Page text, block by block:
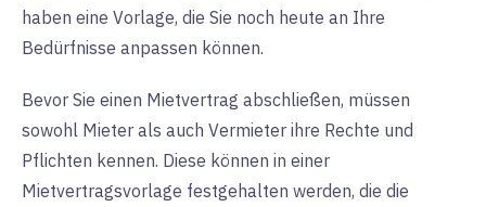
haben eine Vorlage, die Sie noch heute an Ihre
Bedürfnisse anpassen können.
Bevor Sie einen Mietvertrag abschließen, müssen
sowohl Mieter als auch Vermieter ihre Rechte und
Pflichten kennen. Diese können in einer
Mietvertragsvorlage festgehalten werden, die die